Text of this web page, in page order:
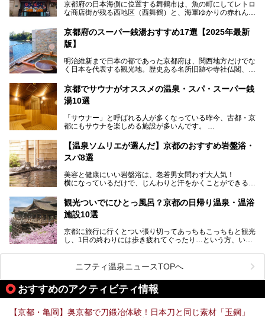
京都府の日本海側に位置する舞鶴市は、魚の町にしてレトロ
な商店街が残る西地区（西舞鶴）と、海軍ゆかりの赤れんが
ます。今回案内するのは西地区に今も残る2軒の銭湯「日の
出湯」と「若の湯」。いずれも国の登録有形文化財に指定さ
れた歴史ある建物でありながら、今も現役のお風呂屋さんで
漁師町や商店街で働く人々を支えてきたこの2軒の銭湯とと
ます。
───
この記事は京都府舞鶴市のPR記事です。
京都府のスーパー銭湯おすすめ17選【2025年最新
版】
明治維新まで日本の都であった京都府は、関西地方だけでな
く日本を代表する観光地。歴史ある名所旧跡や寺社仏閣、そ
今回は、そんな京都府で2025年現在おすすめのスーパー銭
湯を紹介します。
部でレジャー気分を満喫できる温泉施設まで、好みのスーパ
ー銭湯を探してみてくださいね。
京都でサウナがオススメの温泉・スパ・スーパー銭
湯10選
「サウナー」と呼ばれる人が多くなっている昨今、古都・京
都にもサウナを楽しめる施設が多いんです。
自分の好きなサウナを探すのもいいですが、さまざまなサウ
ナを体感してみたいですよね。
のある温浴施設を紹介します。
ウナを楽しみましょう！
【温泉ソムリエが選んだ】京都のおすすめ岩盤浴・
スパ8選
美容と健康にいい岩盤浴は、老若男女問わず大人気！
横になっているだけで、じんわりと汗をかくことができるの
地元の方はもちろん、旅先としても人気の京都。
観光のついでに岩盤浴のある温泉に浸かってリフレッシュす
今回は京都にある岩盤浴のある施設をピックアップしてご紹
観光ついでにひとっ風呂？京都の日帰り温泉・温浴
施設10選
京都に旅行に行くとつい張り切ってあっちもこっちもと観光
し、1日の終わりには歩き疲れてぐったり…という方、いま
そんな疲れた身体には温泉です！京都には、市内にも郊外に
も素晴らしい温泉がたくさんあります。そこで、日帰り利用
できるおすすめの温泉・温浴施設をまとめてみました。
ニフティ温泉ニュースTOPへ
おすすめのアクティビティ情報
【京都・亀岡】奥京都で刀鍛冶体験！日本刀と同じ素材「玉鋼」